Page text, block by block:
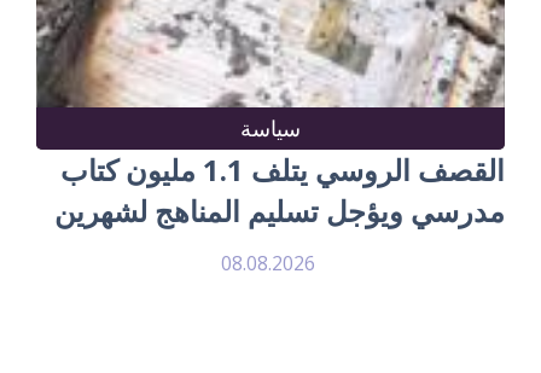
سياسة
القصف الروسي يتلف 1.1 مليون كتاب
مدرسي ويؤجل تسليم المناهج لشهرين
08.08.2026